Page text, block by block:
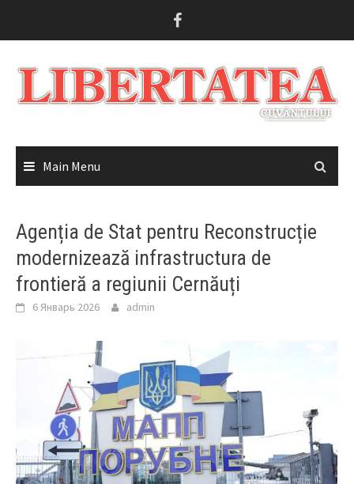
Main Menu
Agenția de Stat pentru Reconstrucție
modernizează infrastructura de
frontieră a regiunii Cernăuți
6 Январь 2026 admin